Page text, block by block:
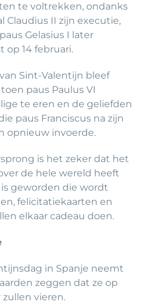
te voltrekken, ondanks
Claudius II zijn executie,
Gelasius I later
op 14 februari.
Sint-Valentijn bleef
paus Paulus VI
te eren en de geliefden
paus Franciscus na zijn
opnieuw invoerde.
is het zeker dat het
de hele wereld heeft
geworden die wordt
felicitatiekaarten en
elkaar cadeau doen.
in Spanje neemt
zeggen dat ze op
vieren.